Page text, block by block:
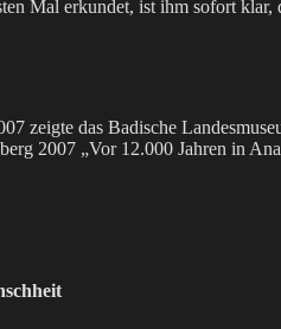
Mal erkundet, ist ihm sofort
zeigte das Badische
2007 „Vor 12.000 Jahren in